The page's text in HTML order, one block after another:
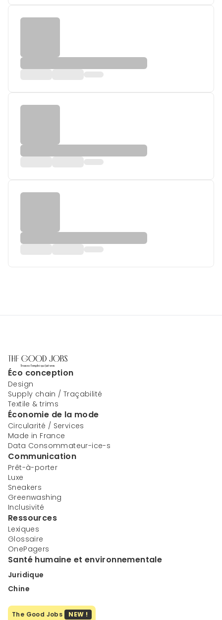
Éco conception
Design
Supply chain / Traçabilité
Textile & trims
Économie de la mode
Circularité / Services
Made in France
Data Consommateur-ice-s
Communication
Prêt-à-porter
Luxe
Sneakers
Greenwashing
Inclusivité
Ressources
Lexiques
Glossaire
OnePagers
Santé humaine et environnementale
Juridique
Chine
The Good Jobs NEW !